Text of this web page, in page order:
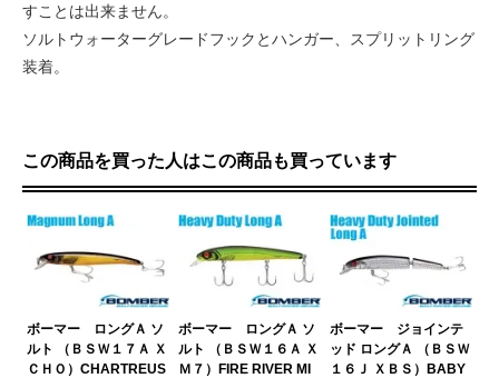
すことは出来ません。
ソルトウォーターグレードフックとハンガー、スプリットリング
装着。
この商品を買った人はこの商品も買っています
ボーマー ロングＡ ソ
ルト （ＢＳＷ１７Ａ Ｘ
ＣＨＯ）CHARTREUS
ボーマー ロングＡ ソ
ルト （ＢＳＷ１６Ａ Ｘ
Ｍ７）FIRE RIVER MI
ボーマー ジョインテ
ッド ロングＡ （ＢＳＷ
１６Ｊ ＸＢＳ）BABY